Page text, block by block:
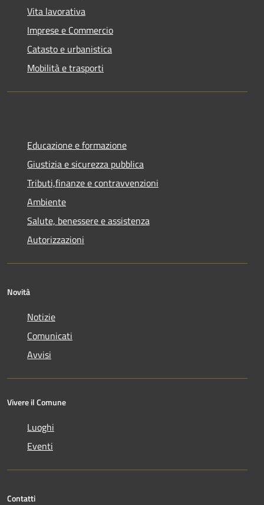
Vita lavorativa
Imprese e Commercio
Catasto e urbanistica
Mobilità e trasporti
Educazione e formazione
Giustizia e sicurezza pubblica
Tributi,finanze e contravvenzioni
Ambiente
Salute, benessere e assistenza
Autorizzazioni
Novità
Notizie
Comunicati
Avvisi
Vivere il Comune
Luoghi
Eventi
Contatti